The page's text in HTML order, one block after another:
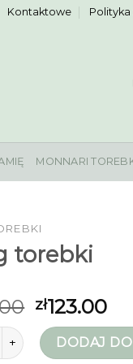
Kontaktowe
MONNARI
torebki
zł123.00
torebki DODAJ